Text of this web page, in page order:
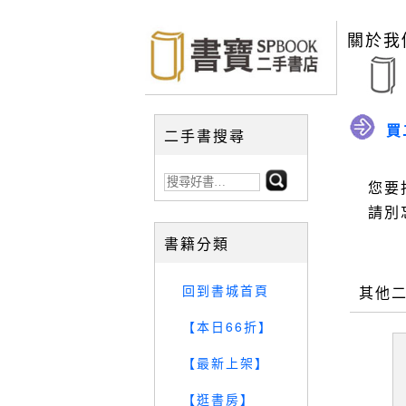
關於我
二手書搜尋
書籍分類
回到書城首頁
【本日66折】
【最新上架】
【逛書房】
您要
請
其他